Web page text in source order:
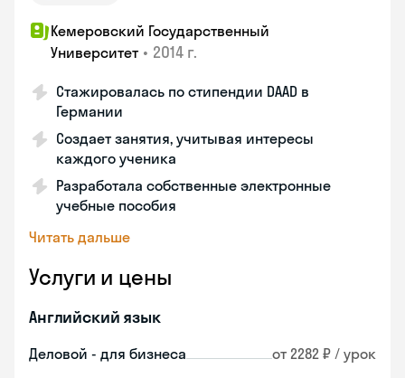
Кемеровский Государственный
Университет • 2014 г.
Стажировалась по стипендии DAAD в
Германии
Создает занятия, учитывая интересы
каждого ученика
Разработала собственные электронные
учебные пособия
Читать дальше
Услуги и цены
Английский язык
Деловой - для бизнеса от 2282 ₽ / урок